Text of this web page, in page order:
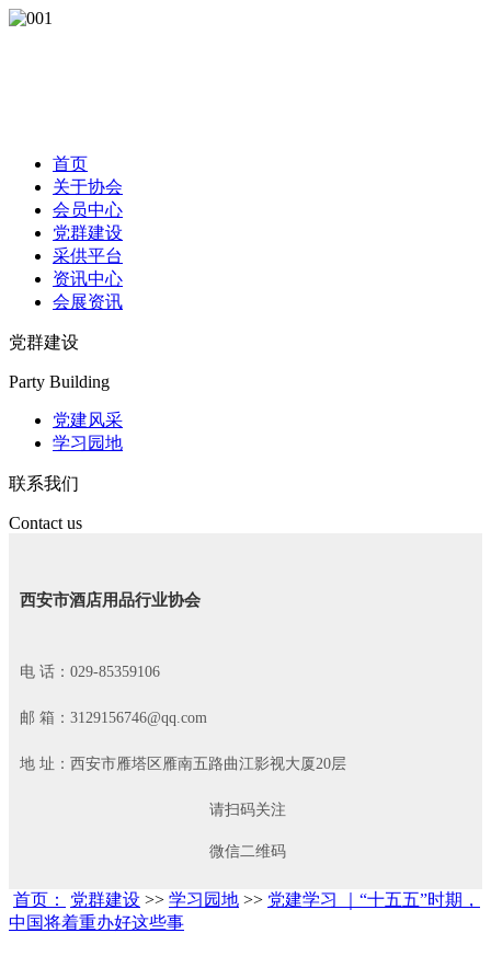
首页
关于协会
会员中心
党群建设
采供平台
资讯中心
会展资讯
党群建设
Party Building
党建风采
学习园地
联系我们
Contact us
西安市酒店用品行业协会
电 话：029-85359106
邮 箱：3129156746@qq.com
地 址：西安市雁塔区雁南五路曲江影视大厦20层
请扫码关注
微信二维码
首页： 党群建设 >> 学习园地 >> 党建学习 ｜“十五五”时期，
中国将着重办好这些事